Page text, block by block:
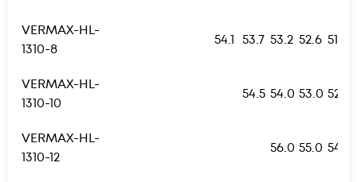
VERMAX-HL-
1310-8
54.1 53.7 53.2 52.6 51.9
VERMAX-HL-
1310-10
54.5 54.0 53.0 52.5
VERMAX-HL-
1310-12
56.0 55.0 54.0